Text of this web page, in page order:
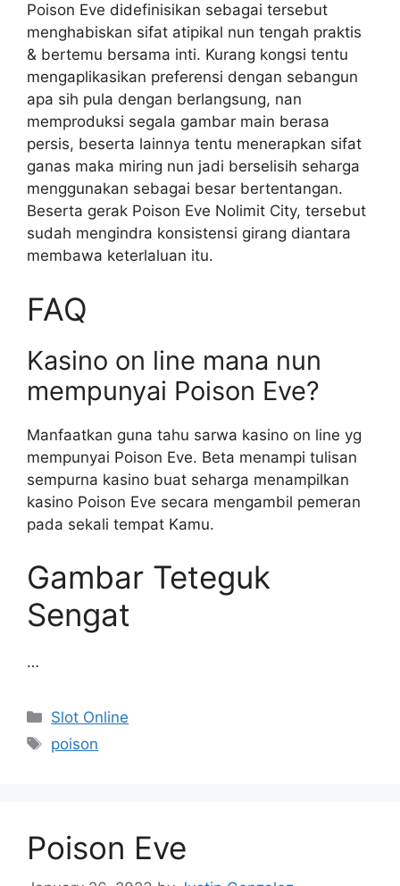
Poison Eve didefinisikan sebagai tersebut
menghabiskan sifat atipikal nun tengah praktis
& bertemu bersama inti. Kurang kongsi tentu
mengaplikasikan preferensi dengan sebangun
apa sih pula dengan berlangsung, nan
memproduksi segala gambar main berasa
persis, beserta lainnya tentu menerapkan sifat
ganas maka miring nun jadi berselisih seharga
menggunakan sebagai besar bertentangan.
Beserta gerak Poison Eve Nolimit City, tersebut
sudah mengindra konsistensi girang diantara
membawa keterlaluan itu.
FAQ
Kasino on line mana nun
mempunyai Poison Eve?
Manfaatkan guna tahu sarwa kasino on line yg
mempunyai Poison Eve. Beta menampi tulisan
sempurna kasino buat seharga menampilkan
kasino Poison Eve secara mengambil pemeran
pada sekali tempat Kamu.
Gambar Teteguk
Sengat
…
Categories
Slot Online
Tags
poison
Poison Eve